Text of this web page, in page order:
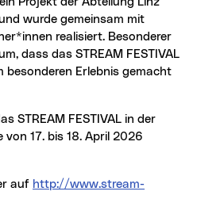
wurde gemeinsam mit
realisiert. Besonderer
dass das STREAM FESTIVAL
besonderen Erlebnis gemacht
17. bis 18. April 2026
auf http://www.stream-